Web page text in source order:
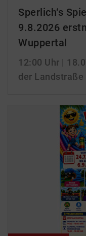
Sperlich‘s
9.8.2026
Wuppertal
12:00 Uhr |
der Landstraße